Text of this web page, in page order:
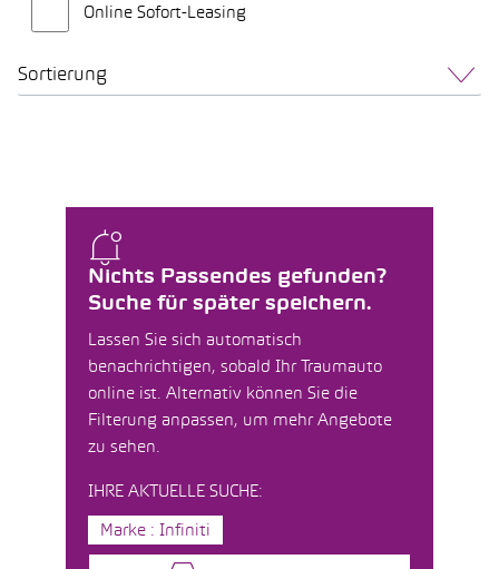
Online Sofort-Leasing
Sortierung
Nichts Passendes gefunden?
Suche für später speichern.
Lassen Sie sich automatisch
benachrichtigen, sobald Ihr Traumauto
online ist. Alternativ können Sie die
Filterung anpassen, um mehr Angebote
zu sehen.
IHRE AKTUELLE SUCHE:
Marke : Infiniti